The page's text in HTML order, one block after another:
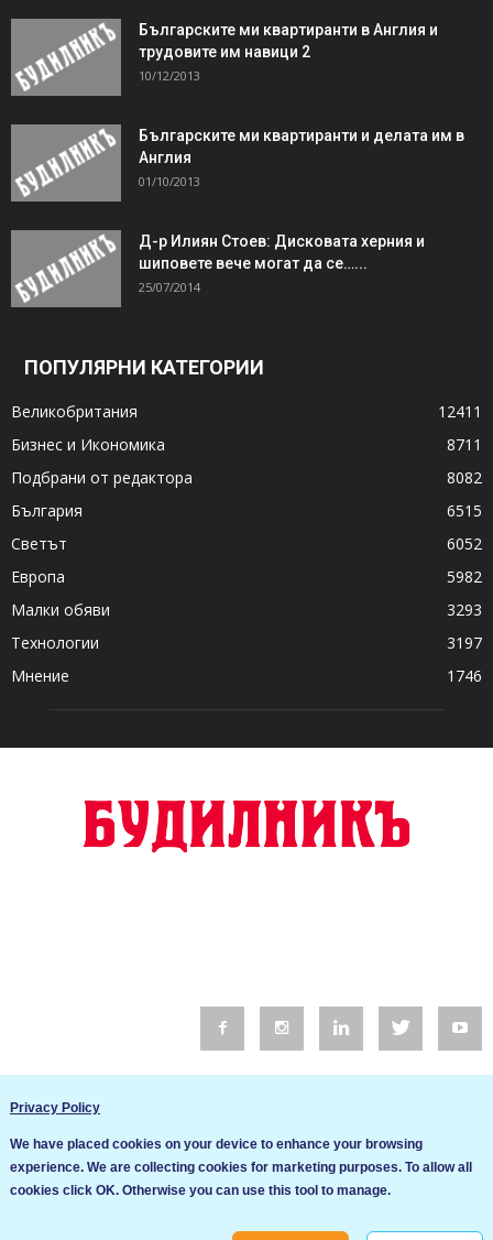
Българските ми квартиранти в Англия и
трудовите им навици 2
10/12/2013
Българските ми квартиранти и делата им в
Англия
01/10/2013
Д-р Илиян Стоев: Дисковата херния и
шиповете вече могат да се…...
25/07/2014
ПОПУЛЯРНИ КАТЕГОРИИ
Великобритания
12411
Бизнес и Икономика
8711
Подбрани от редактора
8082
България
6515
Светът
6052
Европа
5982
Малки обяви
3293
Технологии
3197
Мнение
1746
Общи условия
Privacy Policy
We have placed cookies on your device to enhance your browsing
experience. We are collecting cookies for marketing purposes. To allow all
cookies click OK. Otherwise you can use this tool to manage.
Ние използваме бисквитки за да подобрим услугите си. Ако
продължите да посещавате този сайт, ние приемаме, че се